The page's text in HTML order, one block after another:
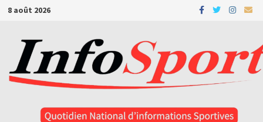
Passer
contenu
8 août 2026